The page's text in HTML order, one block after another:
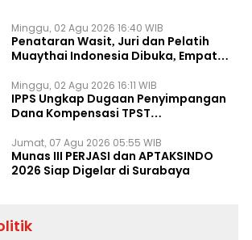
Minggu, 02 Agu 2026 16:40 WIB
Penataran Wasit, Juri dan Pelatih
Muaythai Indonesia Dibuka, Empat
Minggu, 02 Agu 2026 16:11 WIB
IPPS Ungkap Dugaan Penyimpangan
Dana Kompensasi TPST
Jumat, 07 Agu 2026 05:55 WIB
Munas III PERJASI dan APTAKSINDO
2026 Siap Digelar di Surabaya